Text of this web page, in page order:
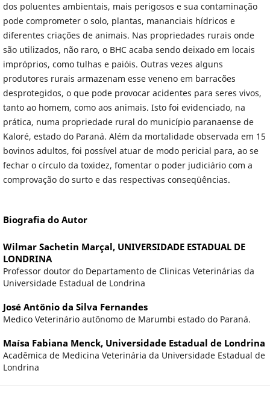
dos poluentes ambientais, mais perigosos e sua contaminação
pode comprometer o solo, plantas, mananciais hídricos e
diferentes criações de animais. Nas propriedades rurais onde
são utilizados, não raro, o BHC acaba sendo deixado em locais
impróprios, como tulhas e paióis. Outras vezes alguns
produtores rurais armazenam esse veneno em barracões
desprotegidos, o que pode provocar acidentes para seres vivos,
tanto ao homem, como aos animais. Isto foi evidenciado, na
prática, numa propriedade rural do município paranaense de
Kaloré, estado do Paraná. Além da mortalidade observada em 15
bovinos adultos, foi possível atuar de modo pericial para, ao se
fechar o círculo da toxidez, fomentar o poder judiciário com a
comprovação do surto e das respectivas conseqüências.
Biografia do Autor
Wilmar Sachetin Marçal, UNIVERSIDADE ESTADUAL DE
LONDRINA
Professor doutor do Departamento de Clinicas Veterinárias da
Universidade Estadual de Londrina
José Antônio da Silva Fernandes
Medico Veterinário autônomo de Marumbi estado do Paraná.
Maísa Fabiana Menck, Universidade Estadual de Londrina
Acadêmica de Medicina Veterinária da Universidade Estadual de
Londrina